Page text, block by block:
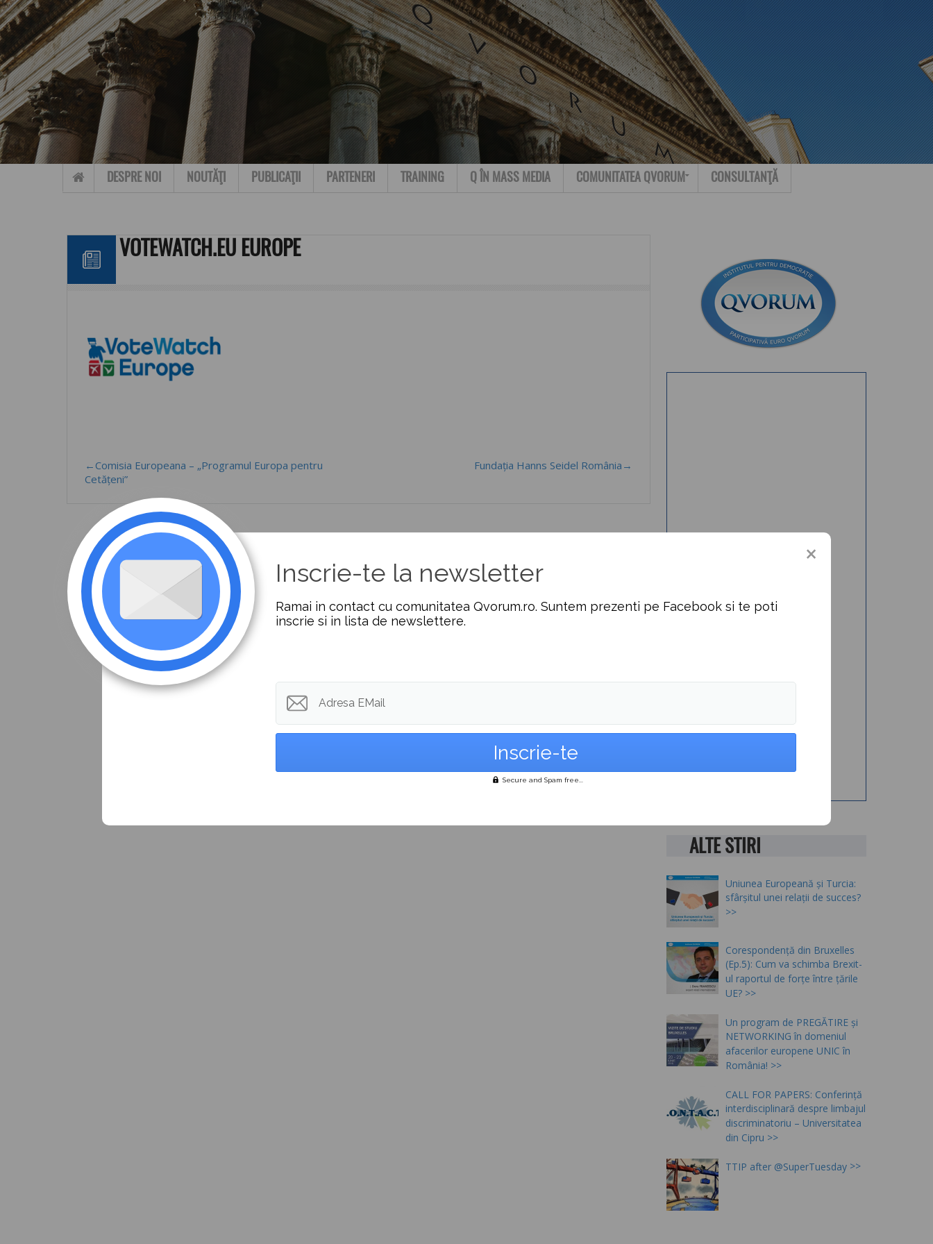
Skip to content
DESPRE NOI NOUTĂŢI PUBLICAŢII PARTENERI TRAINING Q ÎN MASS MEDIA COMUNITATEA QVORUM CONSULTANŢĂ
VOTEWATCH.EU EUROPE
←Comisia Europeana – „Programul Europa pentru
Cetățeni”
Fundaţia Hanns Seidel România→
ALTE STIRI
Uniunea Europeană și Turcia:
sfârșitul unei relații de succes?
Corespondență din Bruxelles
(Ep.5): Cum va schimba Brexit-
ul raportul de forțe între țările
UE?
Un program de PREGĂTIRE și
NETWORKING în domeniul
afacerilor europene UNIC în
România!
CALL FOR PAPERS: Conferință
interdisciplinară despre limbajul
discriminatoriu – Universitatea
din Cipru
TTIP after @SuperTuesday
Inscrie-te la newsletter
Ramai in contact cu comunitatea Qvorum.ro. Suntem prezenti pe Facebook si te poti
inscrie si in lista de newslettere.
Adresa EMail
Secure and Spam free...